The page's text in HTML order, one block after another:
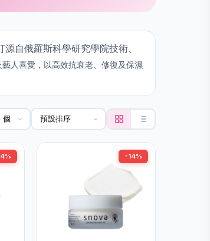
自俄羅斯科學研究學院技術、
人喜愛，以高效抗衰老、修復及保濕
-14%